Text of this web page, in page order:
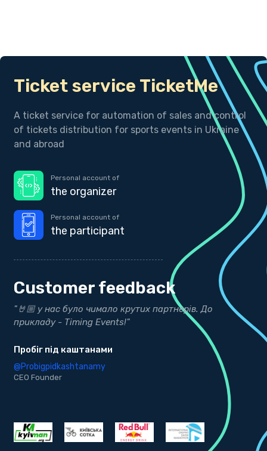
Ticket service TicketMe
A ticket service for automation of sales and control
of tickets distribution for sports events in Ukraine
and abroad
Personal account of
the organizer
Personal account of
the participant
Customer feedback
партнерів. До
"Дякуємо нашим друзям з Timing
результати"